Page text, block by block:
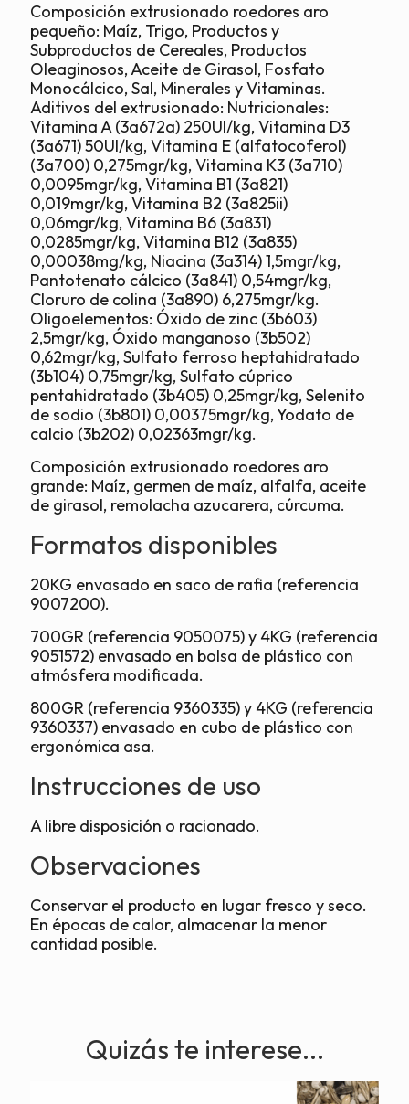
Composición extrusionado roedores aro
pequeño: Maíz, Trigo, Productos y
Subproductos de Cereales, Productos
Oleaginosos, Aceite de Girasol, Fosfato
Monocálcico, Sal, Minerales y Vitaminas.
Aditivos del extrusionado: Nutricionales:
Vitamina A (3a672a) 250UI/kg, Vitamina D3
(3a671) 50UI/kg, Vitamina E (alfatocoferol)
(3a700) 0,275mgr/kg, Vitamina K3 (3a710)
0,0095mgr/kg, Vitamina B1 (3a821)
0,019mgr/kg, Vitamina B2 (3a825ii)
0,06mgr/kg, Vitamina B6 (3a831)
0,0285mgr/kg, Vitamina B12 (3a835)
0,00038mg/kg, Niacina (3a314) 1,5mgr/kg,
Pantotenato cálcico (3a841) 0,54mgr/kg,
Cloruro de colina (3a890) 6,275mgr/kg.
Oligoelementos: Óxido de zinc (3b603)
2,5mgr/kg, Óxido manganoso (3b502)
0,62mgr/kg, Sulfato ferroso heptahidratado
(3b104) 0,75mgr/kg, Sulfato cúprico
pentahidratado (3b405) 0,25mgr/kg, Selenito
de sodio (3b801) 0,00375mgr/kg, Yodato de
calcio (3b202) 0,02363mgr/kg.
Composición extrusionado roedores aro
grande: Maíz, germen de maíz, alfalfa, aceite
de girasol, remolacha azucarera, cúrcuma.
Formatos disponibles
20KG envasado en saco de rafia (referencia
9007200).
700GR (referencia 9050075) y 4KG (referencia
9051572) envasado en bolsa de plástico con
atmósfera modificada.
800GR (referencia 9360335) y 4KG (referencia
9360337) envasado en cubo de plástico con
ergonómica asa.
Instrucciones de uso
A libre disposición o racionado.
Observaciones
Conservar el producto en lugar fresco y seco.
En épocas de calor, almacenar la menor
cantidad posible.
Quizás te interese...